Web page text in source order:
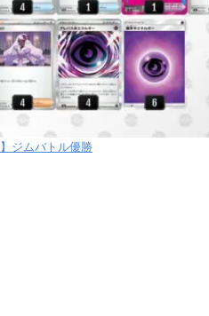
ジムバトル優勝